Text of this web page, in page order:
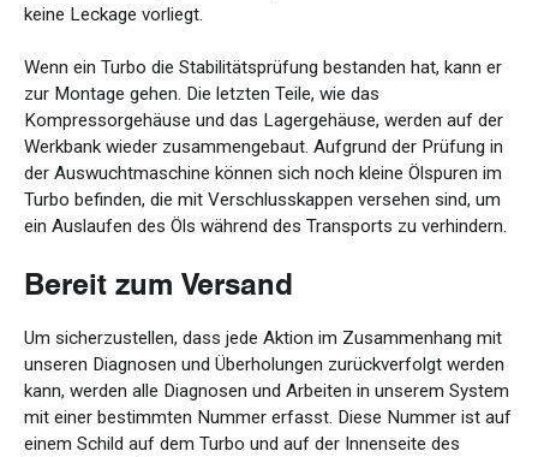
keine Leckage vorliegt.
Wenn ein Turbo die Stabilitätsprüfung bestanden hat, kann er
zur Montage gehen. Die letzten Teile, wie das
Kompressorgehäuse und das Lagergehäuse, werden auf der
Werkbank wieder zusammengebaut. Aufgrund der Prüfung in
der Auswuchtmaschine können sich noch kleine Ölspuren im
Turbo befinden, die mit Verschlusskappen versehen sind, um
ein Auslaufen des Öls während des Transports zu verhindern.
Bereit zum Versand
Um sicherzustellen, dass jede Aktion im Zusammenhang mit
unseren Diagnosen und Überholungen zurückverfolgt werden
kann, werden alle Diagnosen und Arbeiten in unserem System
mit einer bestimmten Nummer erfasst. Diese Nummer ist auf
einem Schild auf dem Turbo und auf der Innenseite des